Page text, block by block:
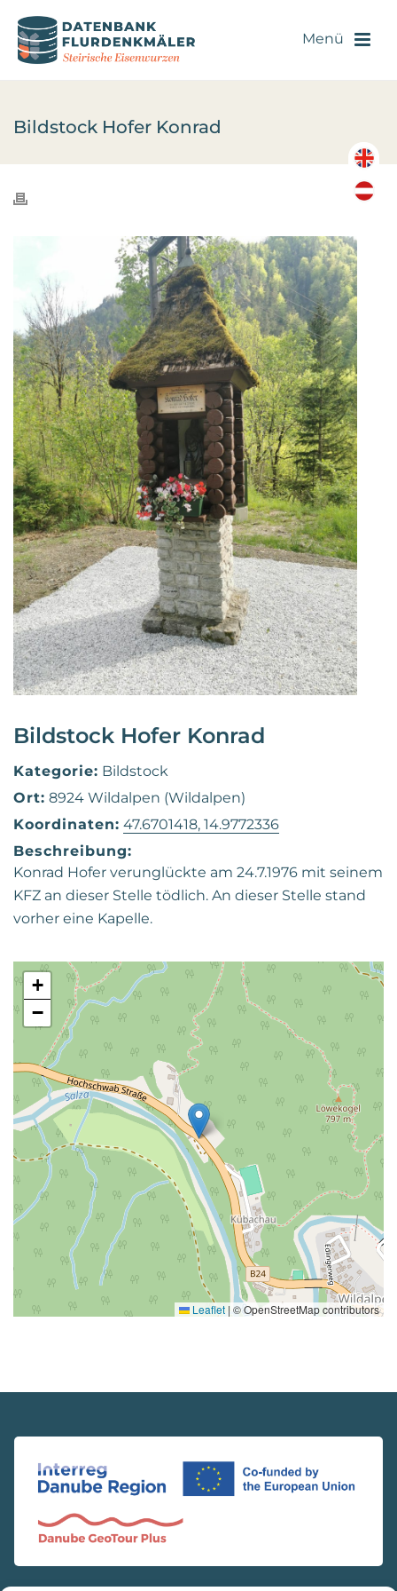
Bildstock Hofer Konrad
Bildstock Hofer Konrad
Kategorie: Bildstock
Ort: 8924 Wildalpen (Wildalpen)
Koordinaten: 47.6701418, 14.9772336
Beschreibung:
Konrad Hofer verunglückte am 24.7.1976 mit seinem
KFZ an dieser Stelle tödlich. An dieser Stelle stand
vorher eine Kapelle.
+
−
Leaflet | © OpenStreetMap contributors